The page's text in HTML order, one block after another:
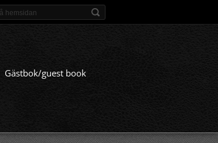
Gästbok/guest book